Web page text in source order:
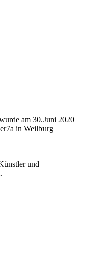
am 30.Juni 2020
in Weilburg
und